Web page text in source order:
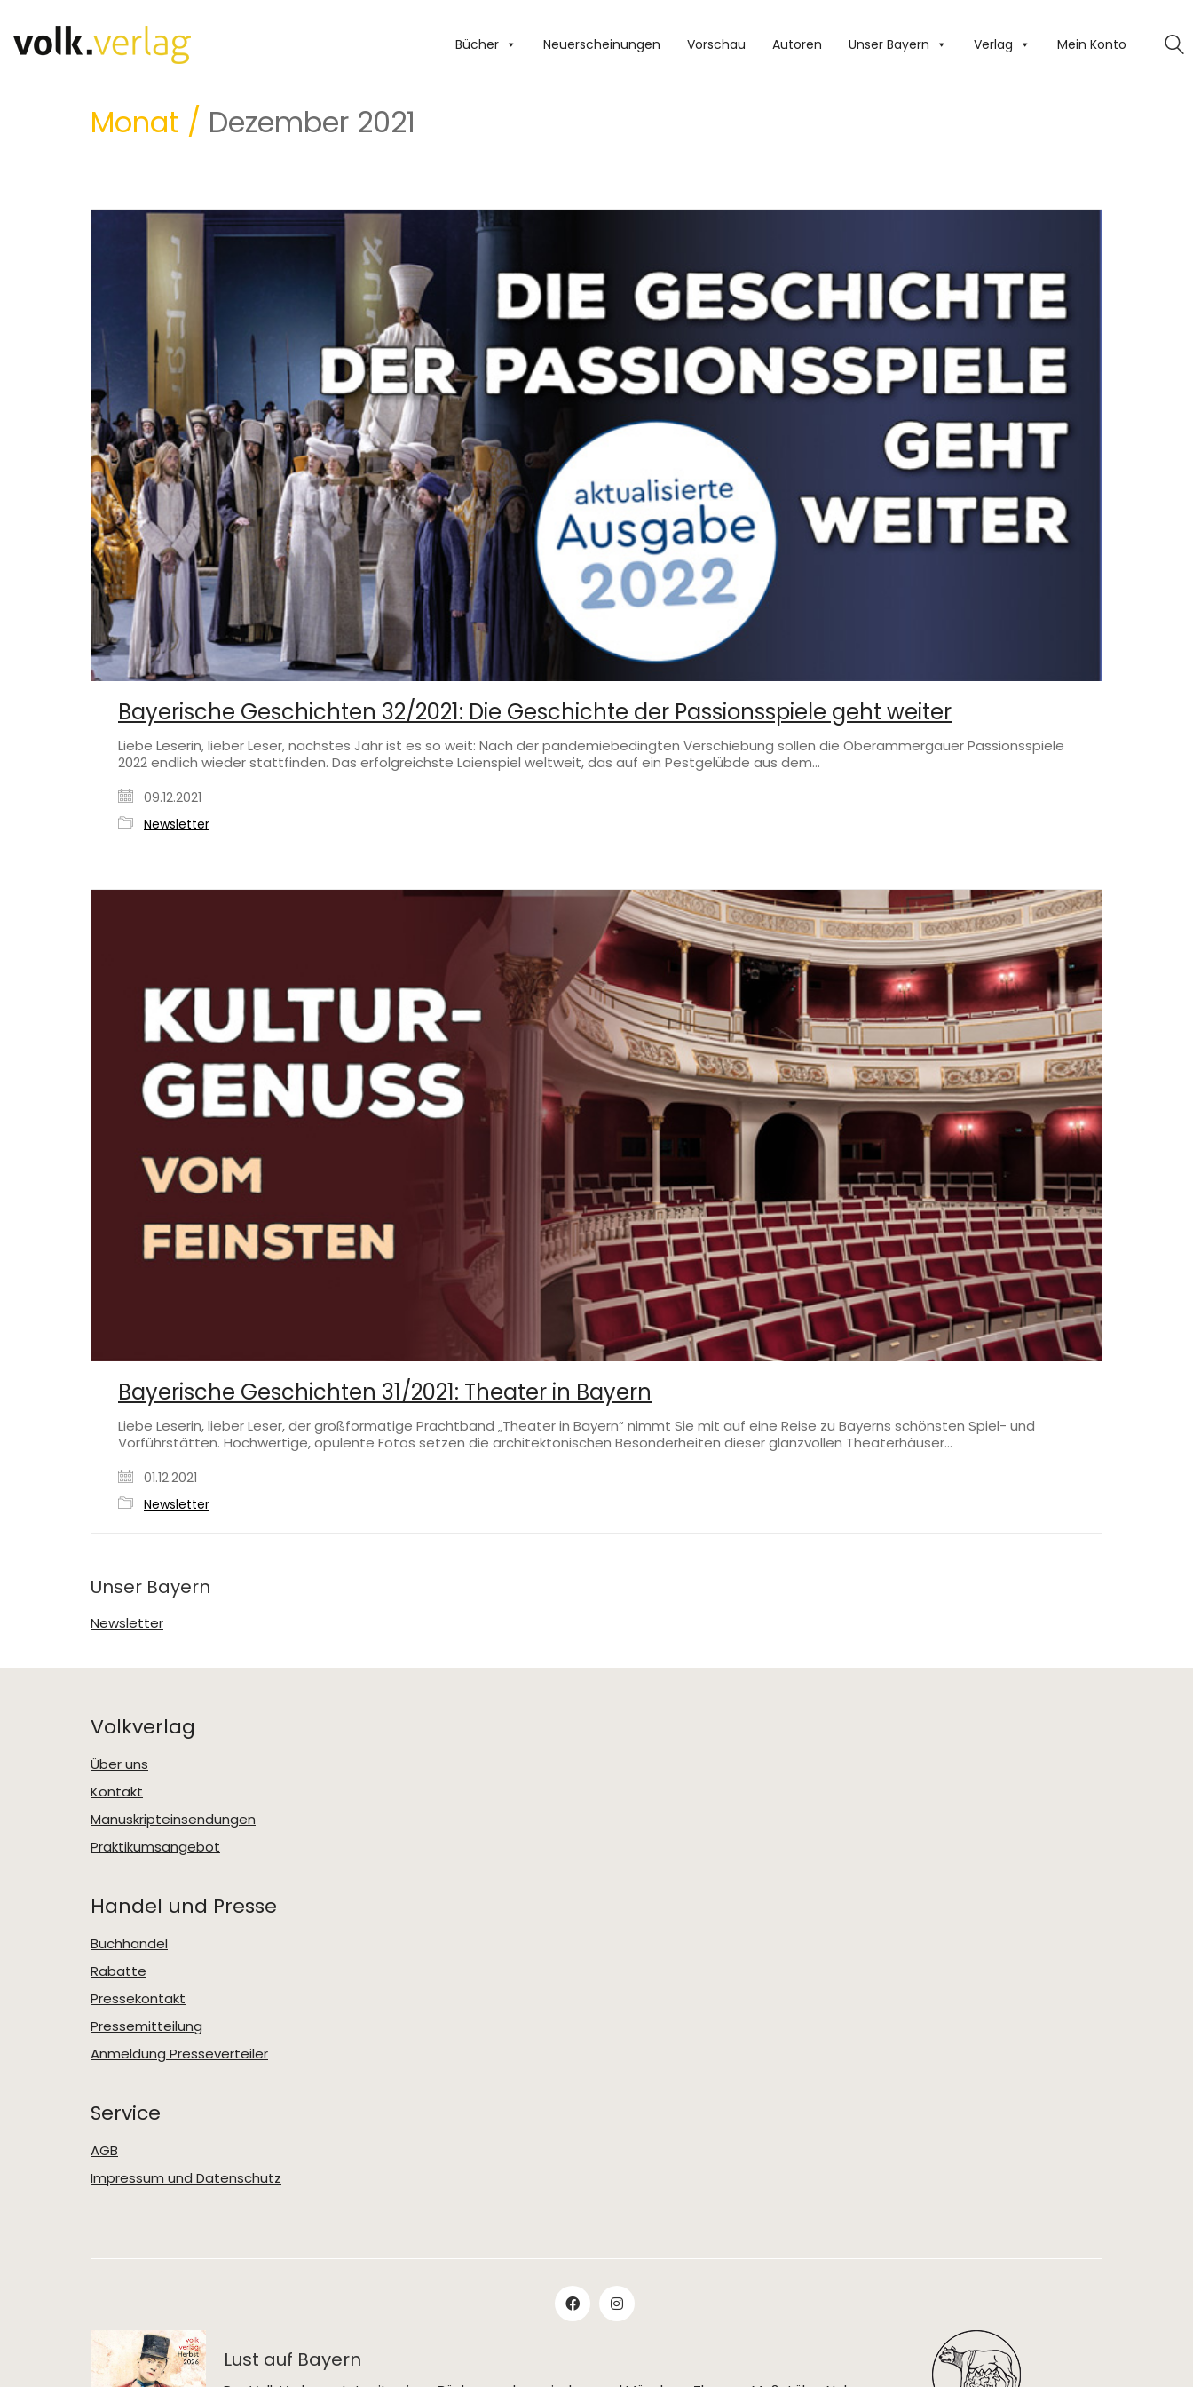
Bücher Neuerscheinungen Vorschau Autoren Unser Bayern Verlag Mein Konto
Monat / Dezember 2021
Bayerische Geschichten 32/2021: Die Geschichte der Passionsspiele geht weiter
Liebe Leserin, lieber Leser, nächstes Jahr ist es so weit: Nach der pandemiebedingten Verschiebung sollen die Oberammergauer Passionsspiele
2022 endlich wieder stattfinden. Das erfolgreichste Laienspiel weltweit, das auf ein Pestgelübde aus dem…
09.12.2021
Newsletter
Bayerische Geschichten 31/2021: Theater in Bayern
Liebe Leserin, lieber Leser, der großformatige Prachtband „Theater in Bayern“ nimmt Sie mit auf eine Reise zu Bayerns schönsten Spiel- und
Vorführstätten. Hochwertige, opulente Fotos setzen die architektonischen Besonderheiten dieser glanzvollen Theaterhäuser…
01.12.2021
Newsletter
Unser Bayern
Newsletter
Volkverlag
Über uns
Kontakt
Manuskripteinsendungen
Praktikumsangebot
Handel und Presse
Buchhandel
Rabatte
Pressekontakt
Pressemitteilung
Anmeldung Presseverteiler
Service
AGB
Impressum und Datenschutz
Lust auf Bayern